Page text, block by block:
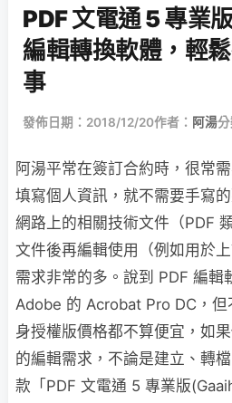
PDF 文電通 5 專業
編輯轉換軟體，輕
事
發佈日期：2018/12/20作者： 阿湯分
阿湯平常在簽訂合約時，很常
填寫個人資訊，就不需要手寫
網路上的相關技術文件（PDF
文件後再編輯使用（例如用於
需求非常的多。說到 PDF 編輯
Adobe 的 Acrobat Pro DC，但
身授權版價格都不算便宜，如
的編輯需求，不論是建立、轉
款「PDF 文電通 5 專業版